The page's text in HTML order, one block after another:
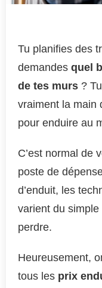
Tu planifies des
demandes quel
de tes murs ?
vraiment la main
pour enduire au
C’est normal de
poste de
d’enduit, les
varient du simple
perdre.
Heureusement,
tous les prix